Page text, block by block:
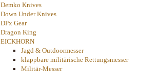
Demko Knives
Down Under Knives
DPx Gear
Dragon King
EICKHORN
Jagd & Outdoormesser
klappbare militärische Rettungsmesser
Militär-Messer